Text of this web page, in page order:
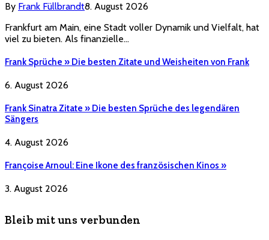
By Frank Füllbrandt8. August 2026
Frankfurt am Main, eine Stadt voller Dynamik und Vielfalt, hat
viel zu bieten. Als finanzielle…
Frank Sprüche » Die besten Zitate und Weisheiten von Frank
6. August 2026
Frank Sinatra Zitate » Die besten Sprüche des legendären
Sängers
4. August 2026
Françoise Arnoul: Eine Ikone des französischen Kinos »
3. August 2026
Bleib mit uns verbunden